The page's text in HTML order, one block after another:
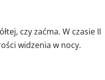
czy zaćma. W czasie II
widzenia w nocy.